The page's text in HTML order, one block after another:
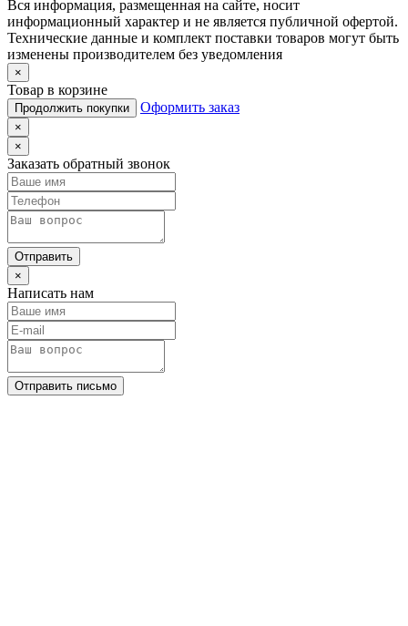
Вся информация, размещенная на сайте, носит
информационный характер и не является публичной офертой.
Технические данные и комплект поставки товаров могут быть
изменены производителем без уведомления
×
Товар в корзине
Продолжить покупки Оформить заказ
×
×
Заказать обратный звонок
Отправить
×
Написать нам
Отправить письмо